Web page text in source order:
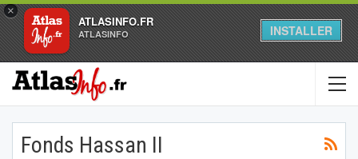
×
ATLASINFO.FR
ATLASINFO INSTALLER
Fonds Hassan II